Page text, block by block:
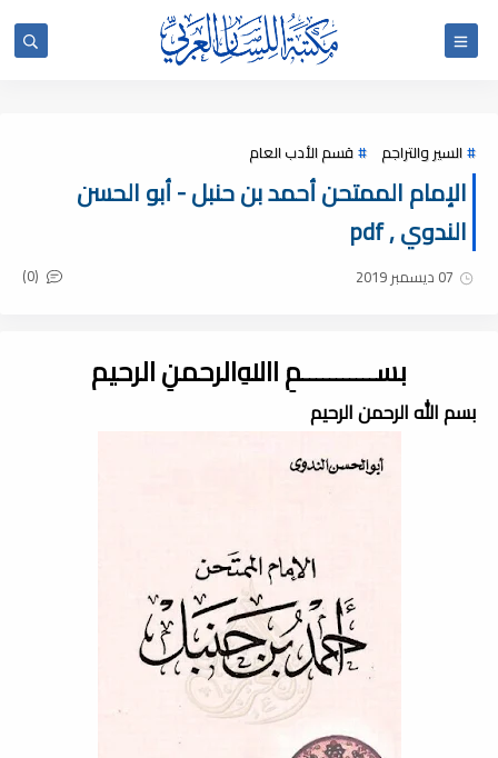
السير والتراجم قسم الأدب العام
الإمام الممتحن أحمد بن حنبل - أبو الحسن
الندوي , pdf
07 ديسمبر 2019 (0)
بســـــــــــمِ اﷲِالرحمنِ الرحيم
بسم الله الرحمن الرحيم